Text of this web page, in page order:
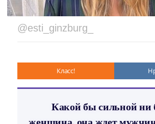
@esti_ginzburg_
Класс!
Какой бы сильной ни